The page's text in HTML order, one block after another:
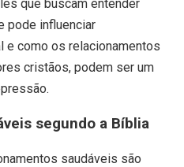
que buscam entender
pode influenciar
e como os relacionamentos
cristãos, podem ser um
segundo a Bíblia
saudáveis são